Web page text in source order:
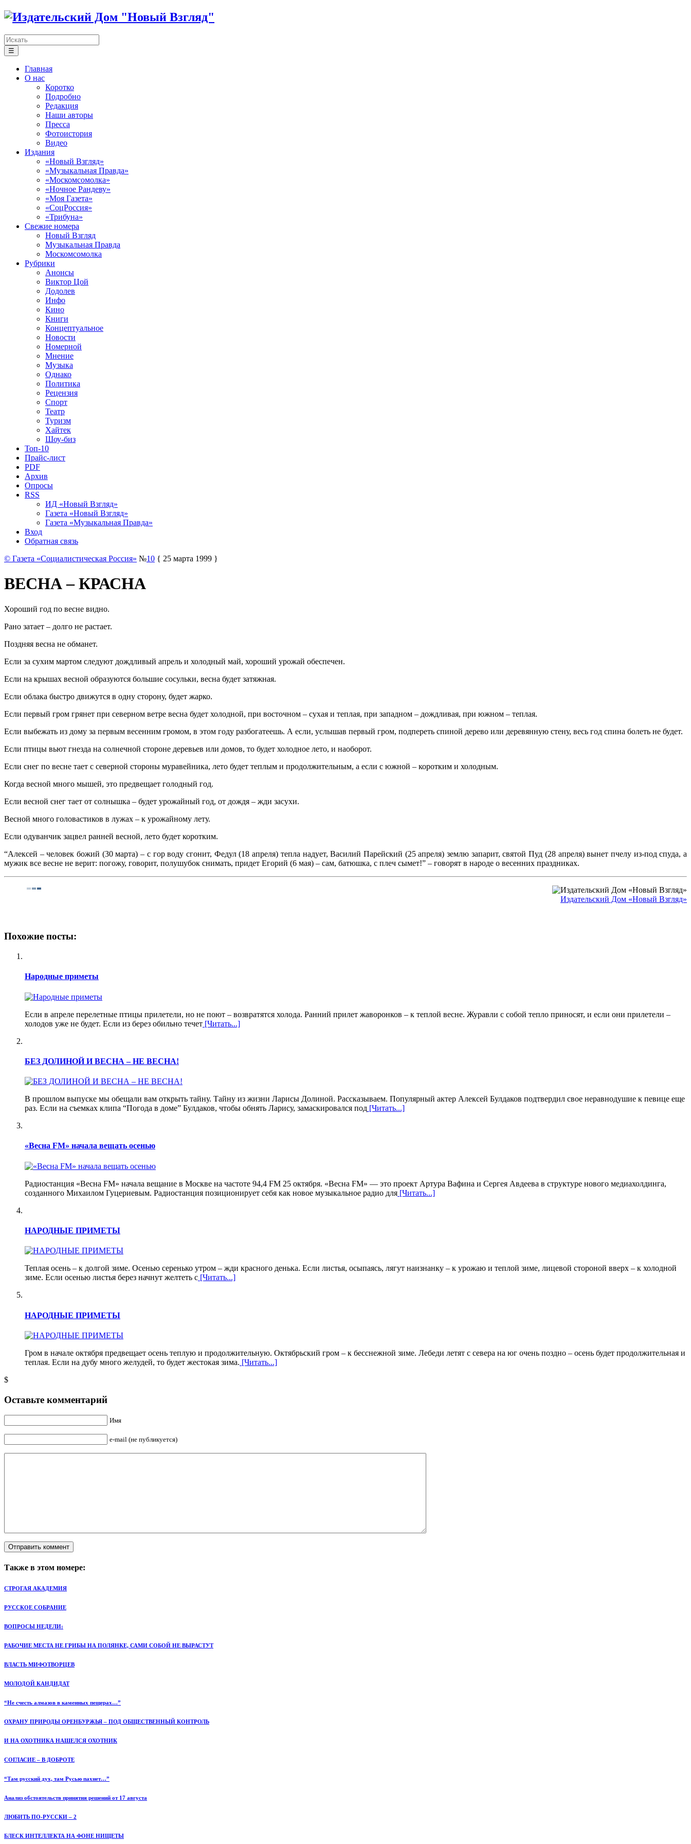
☰
Главная
О нас
Коротко
Подробно
Редакция
Наши авторы
Пресса
Фотоистория
Видео
Издания
«Новый Взгляд»
«Музыкальная Правда»
«Москомсомолка»
«Ночное Рандеву»
«Моя Газета»
«СоцРоссия»
«Трибуна»
Свежие номера
Новый Взгляд
Музыкальная Правда
Москомсомолка
Рубрики
Анонсы
Виктор Цой
Додолев
Инфо
Кино
Книги
Концептуальное
Новости
Номерной
Мнение
Музыка
Однако
Политика
Рецензия
Спорт
Театр
Туризм
Хайтек
Шоу-биз
Топ-10
Прайс-лист
PDF
Архив
Опросы
RSS
ИД «Новый Взгляд»
Газета «Новый Взгляд»
Газета «Музыкальная Правда»
Вход
Обратная связь
© Газета «Социалистическая Россия» №10 { 25 марта 1999 }
ВЕСНА – КРАСНА
Хороший год по весне видно.
Рано затает – долго не растает.
Поздняя весна не обманет.
Если за сухим мартом следуют дождливый апрель и холодный май, хороший урожай обеспечен.
Если на крышах весной образуются большие сосульки, весна будет затяжная.
Если облака быстро движутся в одну сторону, будет жарко.
Если первый гром грянет при северном ветре весна будет холодной, при восточном – сухая и теплая, при западном – дождливая, при южном – теплая.
Если выбежать из дому за первым весенним громом, в этом году разбогатеешь. А если, услышав первый гром, подпереть спиной дерево или деревянную стену, весь год спина болеть не будет.
Если птицы вьют гнезда на солнечной стороне деревьев или домов, то будет холодное лето, и наоборот.
Если снег по весне тает с северной стороны муравейника, лето будет теплым и продолжительным, а если с южной – коротким и холодным.
Когда весной много мышей, это предвещает голодный год.
Если весной снег тает от солнышка – будет урожайный год, от дождя – жди засухи.
Весной много головастиков в лужах – к урожайному лету.
Если одуванчик зацвел ранней весной, лето будет коротким.
“Алексей – человек божий (30 марта) – с гор воду сгонит, Федул (18 апреля) тепла надует, Василий Парейский (25 апреля) землю запарит, святой Пуд (28 апреля) вынет пчелу из-под спуда, а
мужик все весне не верит: погожу, говорит, полушубок снимать, придет Егорий (6 мая) – сам, батюшка, с плеч сымет!” – говорят в народе о весенних праздниках.
Издательский Дом «Новый Взгляд»
Похожие посты:
Народные приметы
Если в апреле перелетные птицы прилетели, но не поют – возвратятся холода. Ранний прилет жаворонков – к теплой весне. Журавли с собой тепло приносят, и если они прилетели –
холодов уже не будет. Если из берез обильно течет [Читать...]
БЕЗ ДОЛИНОЙ И ВЕСНА – НЕ ВЕСНА!
В прошлом выпуске мы обещали вам открыть тайну. Тайну из жизни Ларисы Долиной. Рассказываем. Популярный актер Алексей Булдаков подтвердил свое неравнодушие к певице еще
раз. Если на съемках клипа “Погода в доме” Булдаков, чтобы обнять Ларису, замаскировался под [Читать...]
«Весна FM» начала вещать осенью
Радиостанция «Весна FM» начала вещание в Москве на частоте 94,4 FM 25 октября. «Весна FM» — это проект Артура Вафина и Сергея Авдеева в структуре нового медиахолдинга,
созданного Михаилом Гуцериевым. Радиостанция позиционирует себя как новое музыкальное радио для [Читать...]
НАРОДНЫЕ ПРИМЕТЫ
Теплая осень – к долгой зиме. Осенью серенько утром – жди красного денька. Если листья, осыпаясь, лягут наизнанку – к урожаю и теплой зиме, лицевой стороной вверх – к холодной
зиме. Если осенью листья берез начнут желтеть с [Читать...]
НАРОДНЫЕ ПРИМЕТЫ
Гром в начале октября предвещает осень теплую и продолжительную. Октябрьский гром – к бесснежной зиме. Лебеди летят с севера на юг очень поздно – осень будет продолжительная и
теплая. Если на дубу много желудей, то будет жестокая зима. [Читать...]
$
Оставьте комментарий
Имя
e-mail (не публикуется)
Также в этом номере:
СТРОГАЯ АКАДЕМИЯ
РУССКОЕ СОБРАНИЕ
ВОПРОСЫ НЕДЕЛИ:
РАБОЧИЕ МЕСТА НЕ ГРИБЫ НА ПОЛЯНКЕ, САМИ СОБОЙ НЕ ВЫРАСТУТ
ВЛАСТЬ МИФОТВОРЦЕВ
МОЛОДОЙ КАНДИДАТ
“Не счесть алмазов в каменных пещерах…”
ОХРАНУ ПРИРОДЫ ОРЕНБУРЖЬЯ – ПОД ОБЩЕСТВЕННЫЙ КОНТРОЛЬ
И НА ОХОТНИКА НАШЕЛСЯ ОХОТНИК
СОГЛАСИЕ – В ДОБРОТЕ
“Там русский дух, там Русью пахнет…”
Анализ обстоятельств принятия решений от 17 августа
ЛЮБИТЬ ПО-РУССКИ – 2
БЛЕСК ИНТЕЛЛЕКТА НА ФОНЕ НИЩЕТЫ